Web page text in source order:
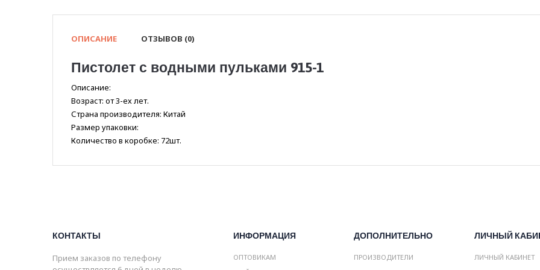
ОПИСАНИЕ ОТЗЫВОВ (0)
Пистолет с водными пульками 915-1
Описание:
Возраст: от 3-ех лет.
Страна производителя: Китай
Размер упаковки:
Количество в коробке: 72шт.
КОНТАКТЫ
Прием заказов по телефону
ИНФОРМАЦИЯ
ОПТОВИКАМ
ДОПОЛНИТЕЛЬНО
ПРОИЗВОДИТЕЛИ
ЛИЧНЫЙ
ЛИЧНЫЙ КАБИНЕТ